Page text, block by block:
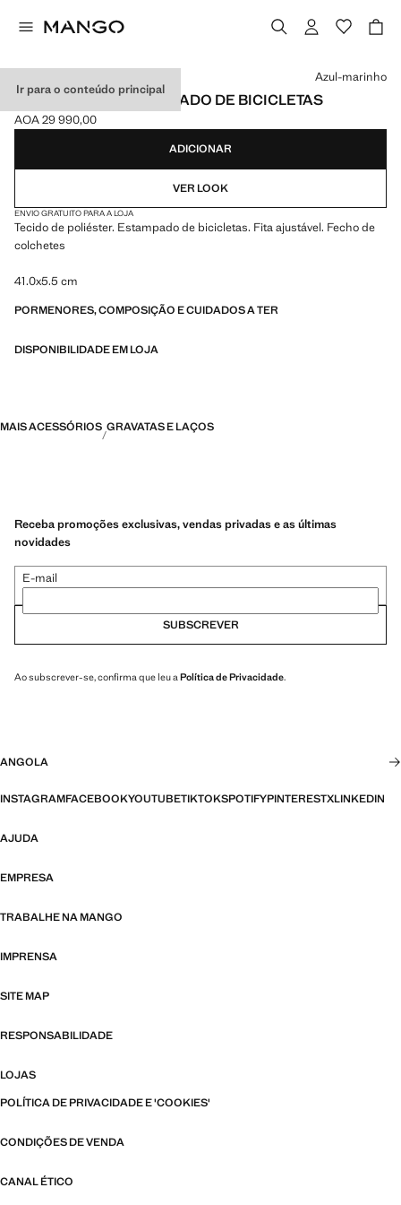
Ir para o conteúdo principal
GRAVATA COM ESTAMPADO DE BICICLETAS
Preço atual [AOA 29 990,00 ]
AOA 29 990,00
Selecione uma cor
Azul-marinho
ADICIONAR
VER LOOK
ENVIO GRATUITO PARA A LOJA
Tecido de poliéster. Estampado de bicicletas. Fita ajustável. Fecho de
colchetes
41.0x5.5 cm
PORMENORES, COMPOSIÇÃO E CUIDADOS A TER
DISPONIBILIDADE EM LOJA
MAIS ACESSÓRIOS GRAVATAS E LAÇOS
Receba promoções exclusivas, vendas privadas e as últimas
novidades
E-mail
SUBSCREVER
Ao subscrever-se, confirma que leu a Política de Privacidade.
ANGOLA
INSTAGRAMFACEBOOKYOUTUBETIKTOKSPOTIFYPINTERESTXLINKEDIN
AJUDA
EMPRESA
TRABALHE NA MANGO
IMPRENSA
SITE MAP
RESPONSABILIDADE
LOJAS
POLÍTICA DE PRIVACIDADE E 'COOKIES'
CONDIÇÕES DE VENDA
CANAL ÉTICO